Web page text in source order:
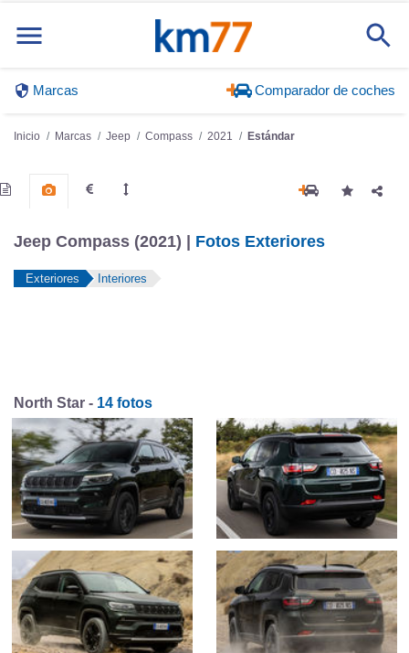
Marcas Comparador de coches
Inicio Marcas Jeep Compass 2021 Estándar
Jeep Compass (2021) | Fotos Exteriores
Exteriores Interiores
North Star - 14 fotos